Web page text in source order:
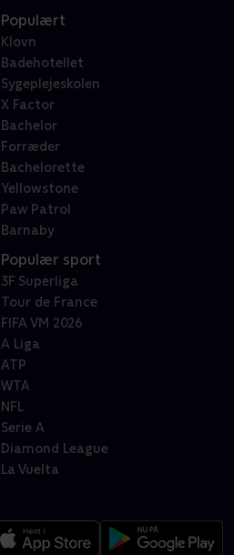
Populært
Klovn
Badehotellet
Sygeplejeskolen
X Factor
Bachelor
Forræder
Bachelorette
Yellowstone
Paw Patrol
Barnaby
Populær sport
3F Superliga
Tour de France
FIFA VM 2026
A Liga
ATP
WTA
NFL
Serie A
Diamond League
La Vuelta